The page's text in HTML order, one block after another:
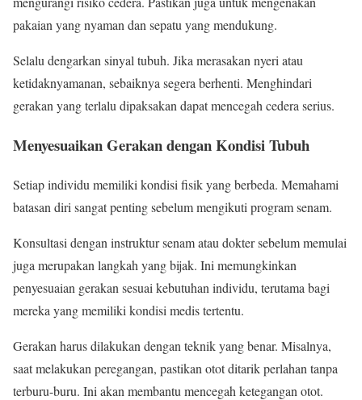
pakaian yang nyaman dan sepatu yang mendukung.
Selalu dengarkan sinyal tubuh. Jika merasakan nyeri atau
ketidaknyamanan, sebaiknya segera berhenti. Menghindari
gerakan yang terlalu dipaksakan dapat mencegah cedera serius.
Menyesuaikan Gerakan dengan Kondisi Tubuh
Setiap individu memiliki kondisi fisik yang berbeda. Memahami
batasan diri sangat penting sebelum mengikuti program senam.
Konsultasi dengan instruktur senam atau dokter sebelum memulai
juga merupakan langkah yang bijak. Ini memungkinkan
penyesuaian gerakan sesuai kebutuhan individu, terutama bagi
mereka yang memiliki kondisi medis tertentu.
Gerakan harus dilakukan dengan teknik yang benar. Misalnya,
saat melakukan peregangan, pastikan otot ditarik perlahan tanpa
terburu-buru. Ini akan membantu mencegah ketegangan otot.